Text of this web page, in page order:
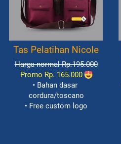
Tas Pelatihan Nicole
Harga normal Rp.195.000
Promo Rp. 165.000
• Bahan dasar
cordura/toscano
• Free custom logo